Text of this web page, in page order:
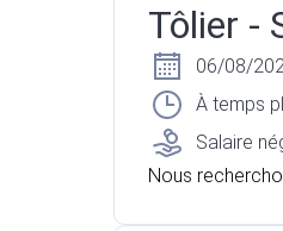
Tôlier -
06/08/
À temps
Salaire
Nous